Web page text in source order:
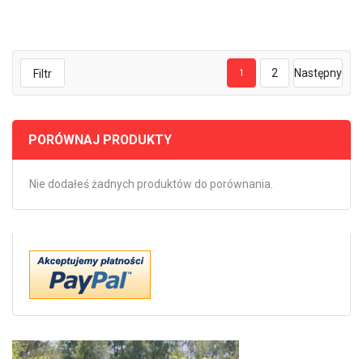
Filtr 1 2 Następny
PORÓWNAJ PRODUKTY
Nie dodałeś żadnych produktów do porównania.